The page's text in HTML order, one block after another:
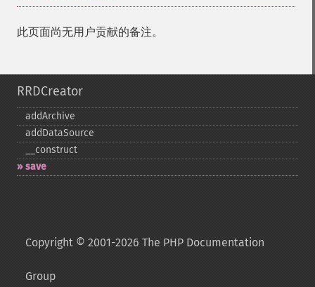
此页面尚无用户贡献的备注。
RRDCreator
addArchive
addDataSource
_​_​construct
save
Copyright © 2001-2026 The PHP Documentation
Group